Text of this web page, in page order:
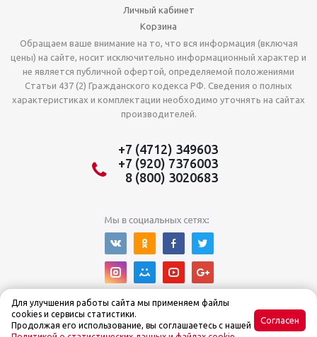
Личный кабинет
Корзина
Обращаем ваше внимание на то, что вся информация (включая
цены) на сайте, носит исключительно информационный характер и
не является публичной офертой, определяемой положениями
Статьи 437 (2) Гражданского кодекса РФ. Сведения о полных
характеристиках и комплектации необходимо уточнять на сайтах
производителей.
+7 (4712) 349603
+7 (920) 7376003
8 (800) 3020683
Для улучшения работы сайта мы применяем файлы
cookies и сервисы статистики.
Продолжая его использование, вы соглашаетесь с нашей
Согласен